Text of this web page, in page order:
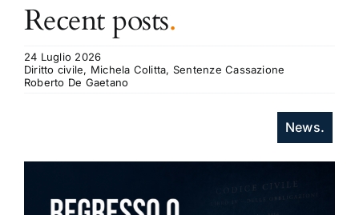
Recent posts.
24 Luglio 2026
Diritto civile, Michela Colitta, Sentenze Cassazione
Roberto De Gaetano
News.